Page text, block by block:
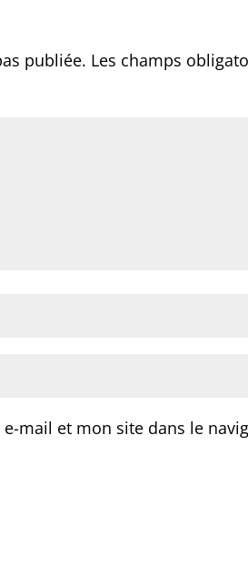
publiée. Les champs
mail et mon site dans le